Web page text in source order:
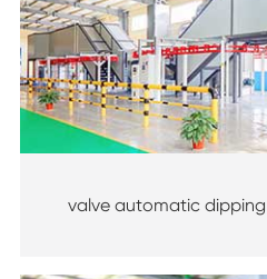
valve automatic